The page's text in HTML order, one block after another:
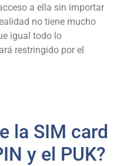
a ella sin importar
no tiene mucho
igual todo lo
restringido por el
la SIM card
y el PUK?